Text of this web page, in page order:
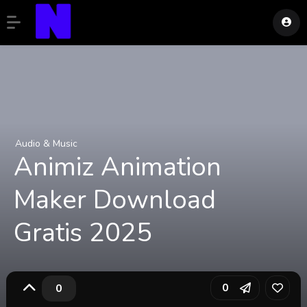
Audio & Music
Animiz Animation
Maker Download
Gratis 2025
0 0